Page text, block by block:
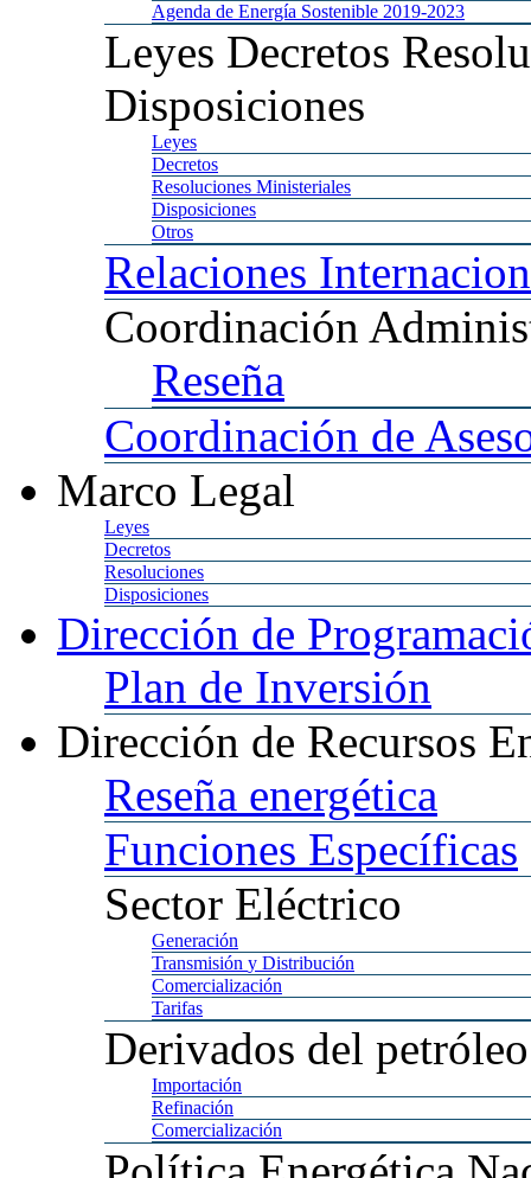
Agenda de Energía Sostenible 2019-2023
Leyes Decretos
Disposiciones
Leyes
Decretos
Resoluciones Ministeriales
Disposiciones
Otros
Relaciones
Coordinación
Reseña
Coordinación de
Marco Legal
Leyes
Decretos
Resoluciones
Disposiciones
Dirección de
Plan de Inversión
Dirección de Recursos
Reseña energética
Funciones Específicas
Sector Eléctrico
Generación
Transmisión y Distribución
Comercialización
Tarifas
Derivados del petróleo
Importación
Refinación
Comercialización